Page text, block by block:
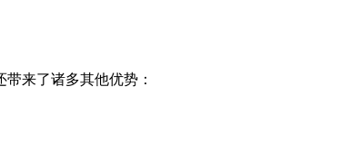
来了诸多其他优势：